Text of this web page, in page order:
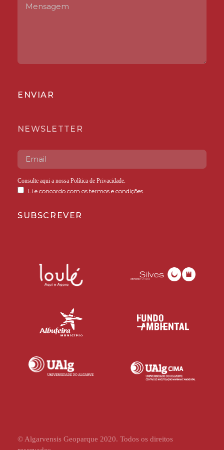
ENVIAR
NEWSLETTER
Consulte aqui a nossa Política de Privacidade
Li e concordo com os termos e condições.
© Algarvensis Geoparque 2020. Todos os direitos